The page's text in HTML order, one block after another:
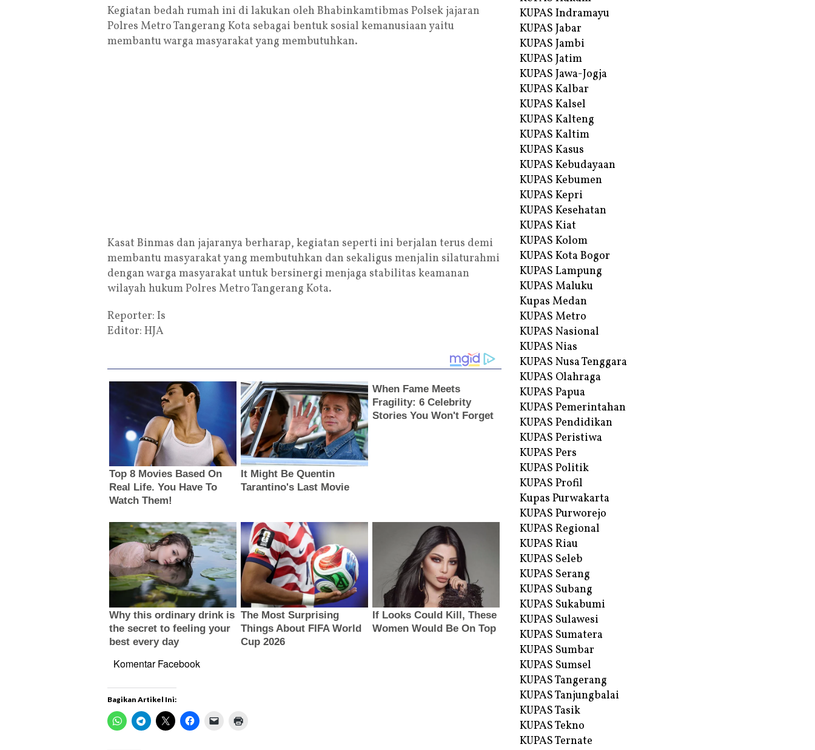
Kegiatan bedah rumah ini di lakukan oleh Bhabinkamtibmas Polsek jajaran
Polres Metro Tangerang Kota sebagai bentuk sosial kemanusiaan yaitu
membantu warga masyarakat yang membutuhkan.
Kasat Binmas dan jajaranya berharap, kegiatan seperti ini berjalan terus demi
membantu masyarakat yang membutuhkan dan sekaligus menjalin silaturahmi
dengan warga masyarakat untuk bersinergi menjaga stabilitas keamanan
wilayah hukum Polres Metro Tangerang Kota.
Reporter: Is
Editor: HJA
Komentar Facebook
Bagikan Artikel Ini:
KUPAS Indramayu
KUPAS Jabar
KUPAS Jambi
KUPAS Jatim
KUPAS Jawa-Jogja
KUPAS Kalbar
KUPAS Kalsel
KUPAS Kalteng
KUPAS Kaltim
KUPAS Kasus
KUPAS Kebudayaan
KUPAS Kebumen
KUPAS Kepri
KUPAS Kesehatan
KUPAS Kiat
KUPAS Kolom
KUPAS Kota Bogor
KUPAS Lampung
KUPAS Maluku
Kupas Medan
KUPAS Metro
KUPAS Nasional
KUPAS Nias
KUPAS Nusa Tenggara
KUPAS Olahraga
KUPAS Papua
KUPAS Pemerintahan
KUPAS Pendidikan
KUPAS Peristiwa
KUPAS Pers
KUPAS Politik
KUPAS Profil
Kupas Purwakarta
KUPAS Purworejo
KUPAS Regional
KUPAS Riau
KUPAS Seleb
KUPAS Serang
KUPAS Subang
KUPAS Sukabumi
KUPAS Sulawesi
KUPAS Sumatera
KUPAS Sumbar
KUPAS Sumsel
KUPAS Tangerang
KUPAS Tanjungbalai
KUPAS Tasik
KUPAS Tekno
KUPAS Ternate